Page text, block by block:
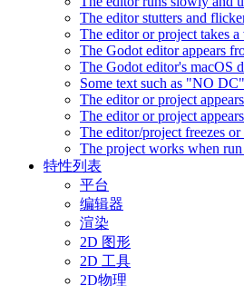
The editor stutters and
The editor or project takes
The Godot editor appears
The Godot editor's macOS
Some text such as "NO
The editor or project
The editor or project
The editor/project freezes
The project works when
特性列表
平台
编辑器
渲染
2D 图形
2D 工具
2D物理